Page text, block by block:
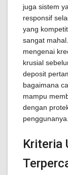
juga sistem
responsif
yang
sangat
mengenai
krusial
deposit
bagaimana
mampu
dengan
penggunanya.
Kriteria